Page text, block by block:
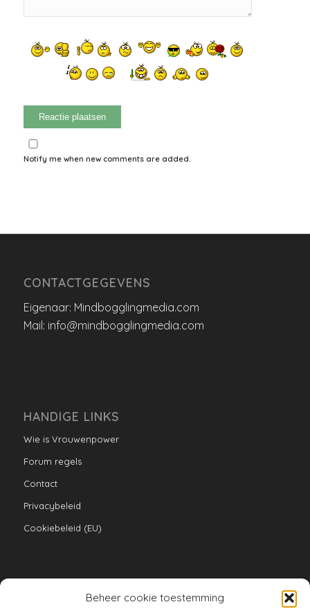
Beheer cookie toestemming
Notify me when new comments are added.
CONTACTGEGEVENS
Eigenaar: Mindbogglingmedia.com
Mail: info@mindbogglingmedia.com
HANDIGE LINKS
Wie is Vrouwenpower
Forum regels
Contact
Privacybeleid
Cookiebeleid (EU)